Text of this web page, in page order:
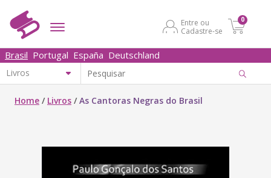
Entre ou
Cadastre-se
0
Brasil Portugal España Deutschland
Home / Livros /As Cantoras Negras do Brasil